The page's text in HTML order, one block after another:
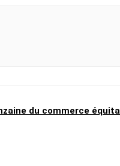
du commerce